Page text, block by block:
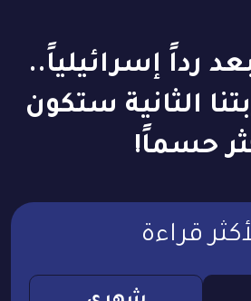
رداً إسرائيلياً..
الثانية ستكون
حسماً!
قراءة